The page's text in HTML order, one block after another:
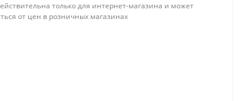
только для интернет-магазина и может
от цен в розничных магазинах